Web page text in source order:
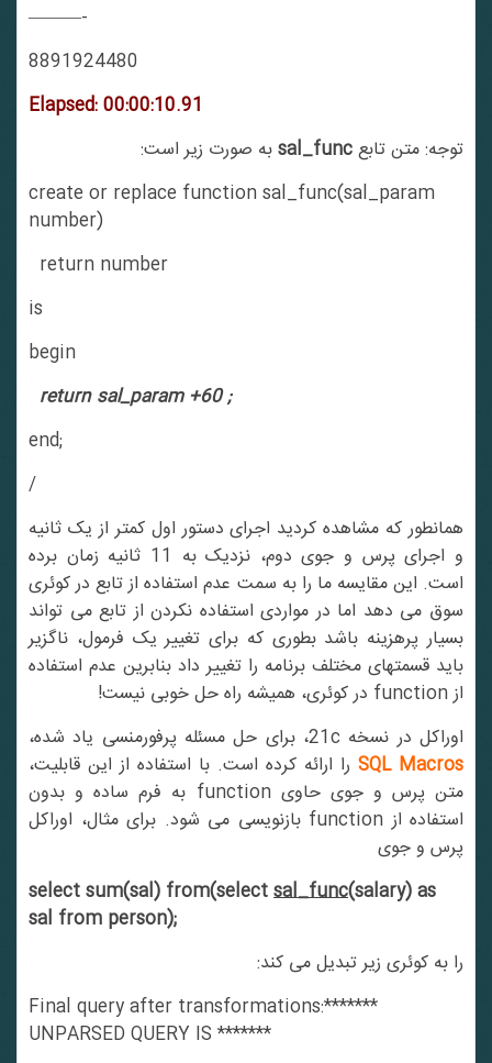
———-
8891924480
Elapsed: 00:00:10.91
توجه: متن تابعsal_funcبه صورت زیر است:
create or replace function sal_func(sal_param
number)
return number
begin
return sal_param +60 ;
end;
همانطور که مشاهده کردید اجرای دستور اول کمتر از یک ثانیه
و اجرای پرس و جوی دوم، نزدیک به 11 ثانیه زمان برده
است. این مقایسه ما را به سمت عدم استفاده از تابع در کوئری
سوق می دهد اما در مواردی استفاده نکردن از تابع می تواند
بسیار پرهزینه باشد بطوری که برای تغییر یک فرمول، ناگزیر
باید قسمتهای مختلف برنامه را تغییر داد بنابرین عدم استفاده
اوراکل در نسخه 21c، برای حل مسئله پرفورمنسی یاد شده،
SQL Macrosرا ارائه کرده است. با استفاده از این قابلیت،
متن پرس و جوی حاوی function به فرم ساده و بدون
استفاده از function بازنویسی می شود. برای مثال، اوراکل
پرس و جوی
select sum(sal) from(selectsal_func(salary) as
sal from person);
را به کوئری زیر تبدیل می کند:
Final query after transformations:*******
UNPARSED QUERY IS *******